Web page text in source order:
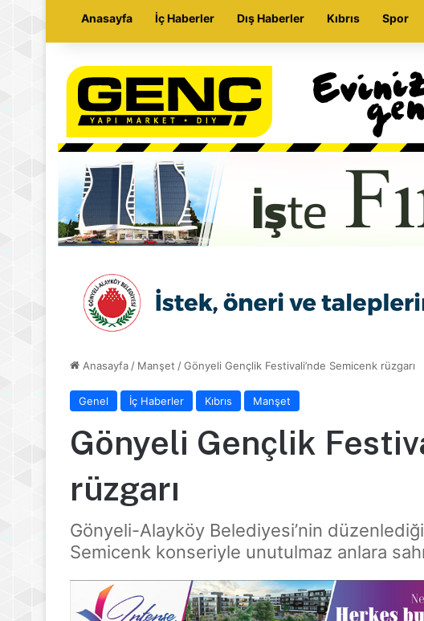
Anasayfa İç Haberler Dış Haberler Kıbrıs Spor
Anasayfa / Manşet /Gönyeli Gençlik Festivali’nde Semicenk rüzgarı
Genel İç Haberler Kıbrıs Manşet
Gönyeli Gençlik
rüzgarı
Gönyeli-Alayköy Belediyesi’nin
Semicenk konseriyle unutulmaz anlara